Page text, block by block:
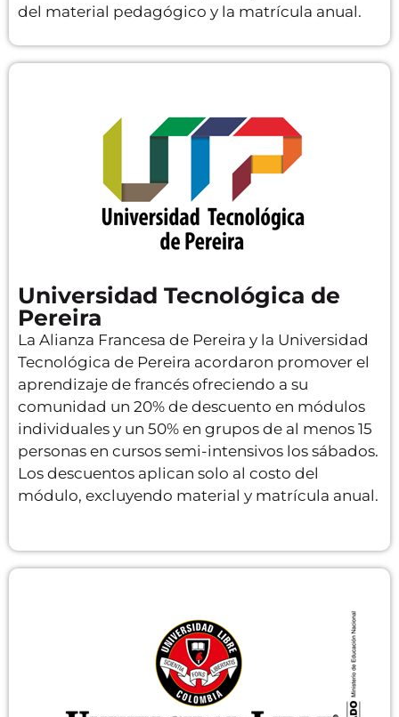
del material pedagógico y la matrícula anual.
Universidad Tecnológica de
Pereira
La Alianza Francesa de Pereira y la Universidad
Tecnológica de Pereira acordaron promover el
aprendizaje de francés ofreciendo a su
comunidad un 20% de descuento en módulos
individuales y un 50% en grupos de al menos 15
personas en cursos semi-intensivos los sábados.
Los descuentos aplican solo al costo del
módulo, excluyendo material y matrícula anual.